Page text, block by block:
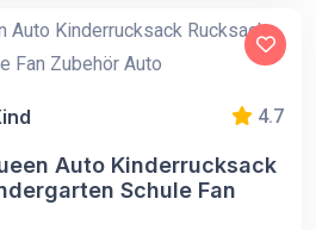
4.7
Auto Kinderrucksack
Schule Fan